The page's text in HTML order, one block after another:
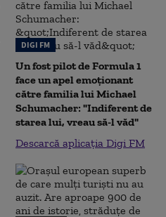
DIGI FM
Un fost pilot de Formula 1
face un apel emoționant
către familia lui Michael
Schumacher: "Indiferent de
starea lui, vreau să-l văd"
Descarcă aplicația Digi FM